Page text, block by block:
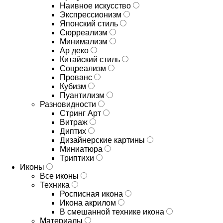
Наивное искусство
Экспрессионизм
Японский стиль
Сюрреализм
Минимализм
Ар деко
Китайский стиль
Соцреализм
Прованс
Кубизм
Пуантилизм
Разновидности
Стринг Арт
Витраж
Диптих
Дизайнерские картины
Миниатюра
Триптихи
Иконы
Все иконы
Техника
Росписная икона
Икона акрилом
В смешанной технике икона
Материалы